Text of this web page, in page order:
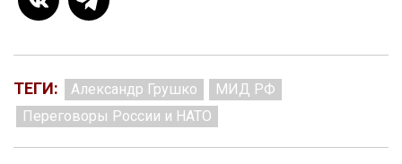
ТЕГИ: Александр Грушко
МИД РФ
Переговоры России и НАТО